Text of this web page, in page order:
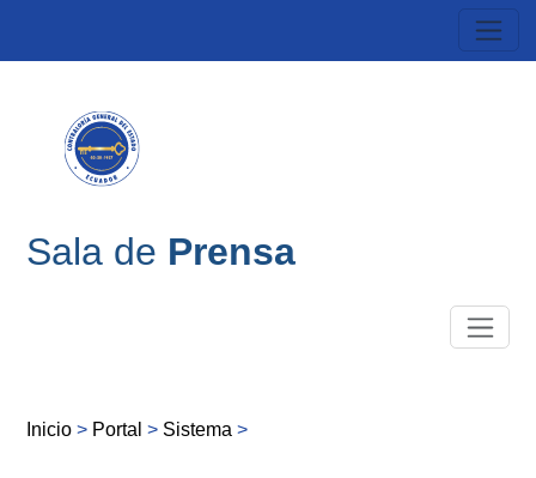
Sala de Prensa
Inicio> Portal > Sistema >